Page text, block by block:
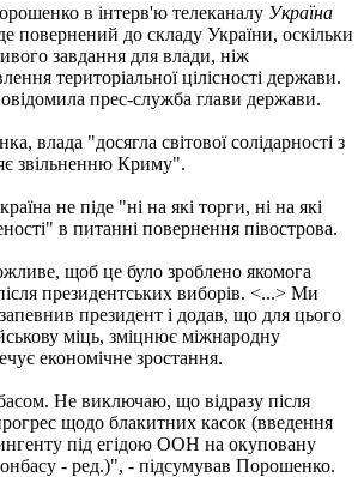
в інтерв'ю телеканалу Україна
повернений до складу України, оскільки
завдання для влади, ніж
територіальної цілісності держави.
прес-служба глави держави.
влада "досягла світової солідарності з
звільненню Криму".
не піде "ні на які торги, ні на які
в питанні повернення півострова.
щоб це було зроблено якомога
президентських виборів. <...> Ми
президент і додав, що для цього
міць, зміцнює міжнародну
економічне зростання.
Не виключаю, що відразу після
щодо блакитних касок (введення
під егідою ООН на окуповану
- ред.)", - підсумував Порошенко.